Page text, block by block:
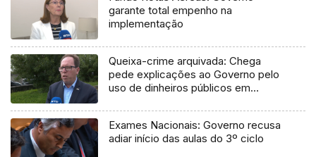
garante total empenho na
implementação
Queixa-crime arquivada: Chega
pede explicações ao Governo pelo
uso de dinheiros públicos em
Exames Nacionais: Governo recusa
adiar início das aulas do 3º ciclo